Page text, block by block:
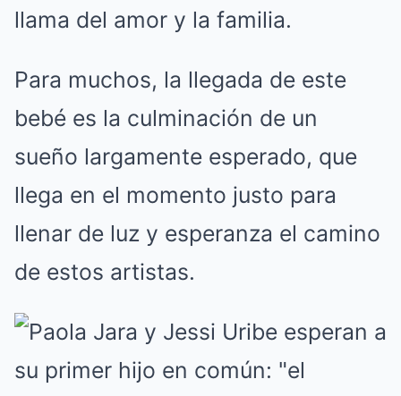
llama del amor y la familia.
Para muchos, la llegada de este
bebé es la culminación de un
sueño largamente esperado, que
llega en el momento justo para
llenar de luz y esperanza el camino
de estos artistas.